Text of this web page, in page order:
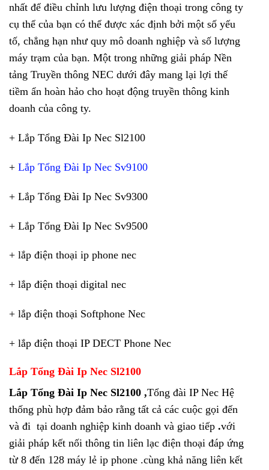
nhất để điều chỉnh lưu lượng điện thoại trong công ty
cụ thể của bạn có thể được xác định bởi một số yếu
tố, chẳng hạn như quy mô doanh nghiệp và số lượng
máy trạm của bạn. Một trong những giải pháp Nền
tảng Truyền thông NEC dưới đây mang lại lợi thế
tiềm ẩn hoàn hảo cho hoạt động truyền thông kinh
doanh của công ty.
+ Lắp Tổng Đài Ip Nec Sl2100
+ Lắp Tổng Đài Ip Nec Sv9100
+ Lắp Tổng Đài Ip Nec Sv9300
+ Lắp Tổng Đài Ip Nec Sv9500
+ lắp điện thoại ip phone nec
+ lắp điện thoại digital nec
+ lắp điện thoại Softphone Nec
+ lắp điện thoại IP DECT Phone Nec
Lắp Tổng Đài Ip Nec Sl2100
Lắp Tổng Đài Ip Nec Sl2100 ,Tổng đài IP Nec Hệ
thống phù hợp đảm bảo rằng tất cả các cuộc gọi đến
và đi tại doanh nghiệp kinh doanh và giao tiếp .với
giải pháp kết nối thông tin liên lạc điện thoại đáp ứng
từ 8 đến 128 máy lẻ ip phone .cùng khả năng liên kết